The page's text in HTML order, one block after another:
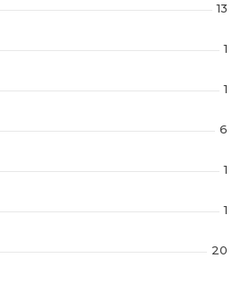
13
1
1
6
1
1
20